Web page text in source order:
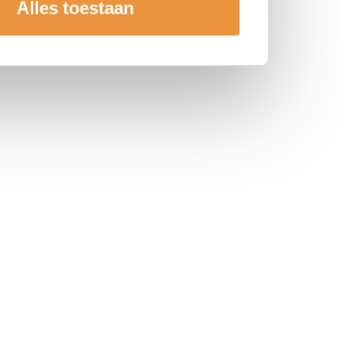
Alles toestaan